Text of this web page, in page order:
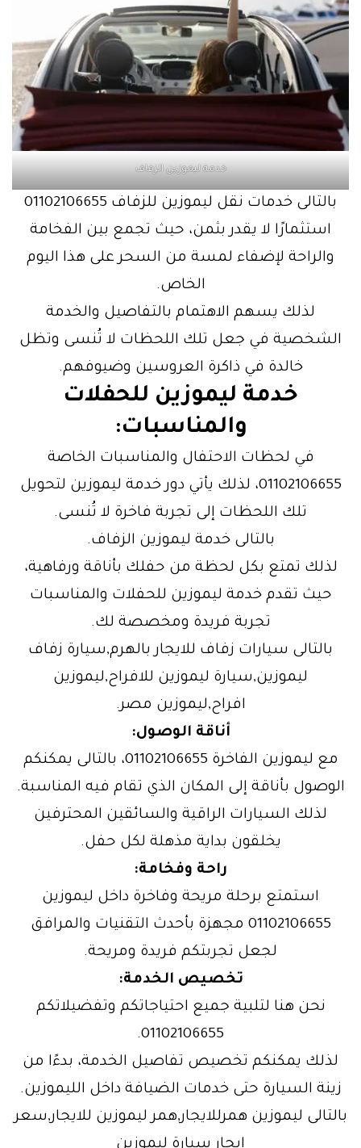
خدمة ليموزين الزفاف
بالتالى خدمات نقل ليموزين للزفاف 01102106655
استثمارًا لا يقدر بثمن، حيث تجمع بين الفخامة
والراحة لإضفاء لمسة من السحر على هذا اليوم
الخاص.
لذلك يسهم الاهتمام بالتفاصيل والخدمة
الشخصية في جعل تلك اللحظات لا تُنسى وتظل
خالدة في ذاكرة العروسين وضيوفهم.
خدمة ليموزين للحفلات
والمناسبات:
في لحظات الاحتفال والمناسبات الخاصة
01102106655، لذلك يأتي دور خدمة ليموزين لتحويل
تلك اللحظات إلى تجربة فاخرة لا تُنسى.
بالتالى خدمة ليموزين الزفاف.
لذلك تمتع بكل لحظة من حفلك بأناقة ورفاهية،
حيث تقدم خدمة ليموزين للحفلات والمناسبات
تجربة فريدة ومخصصة لك.
بالتالى سيارات زفاف للايجار بالهرم,سيارة زفاف
ليموزين,سيارة ليموزين للافراح,ليموزين
افراح,ليموزين مصر.
أناقة الوصول:
مع ليموزين الفاخرة 01102106655، بالتالى يمكنكم
الوصول بأناقة إلى المكان الذي تقام فيه المناسبة.
لذلك السيارات الراقية والسائقين المحترفين
يخلقون بداية مذهلة لكل حفل.
راحة وفخامة:
استمتع برحلة مريحة وفاخرة داخل ليموزين
01102106655 مجهزة بأحدث التقنيات والمرافق
لجعل تجربتكم فريدة ومريحة.
تخصيص الخدمة:
نحن هنا لتلبية جميع احتياجاتكم وتفضيلاتكم
01102106655.
لذلك يمكنكم تخصيص تفاصيل الخدمة، بدءًا من
زينة السيارة حتى خدمات الضيافة داخل الليموزين.
بالتالى ليموزين همرللايجار,همر ليموزين للايجار,سعر